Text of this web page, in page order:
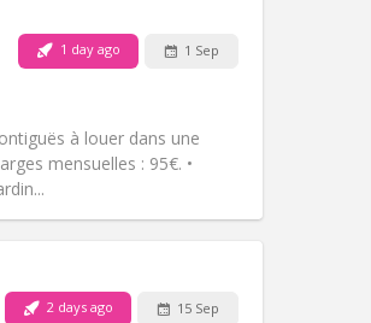
1 day ago 1 Sep
à louer dans une
mensuelles : 95€. •
Calm, warm, studious,
smoking
2 days ago 15 Sep